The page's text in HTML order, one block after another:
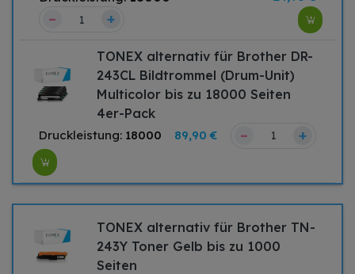
– +
TONEX alternativ für Brother DR-
243CL Bildtrommel (Drum-Unit)
Multicolor bis zu 18000 Seiten
4er-Pack
Druckleistung: 18000 89,90 € – +
TONEX alternativ für Brother TN-
243Y Toner Gelb bis zu 1000
Seiten